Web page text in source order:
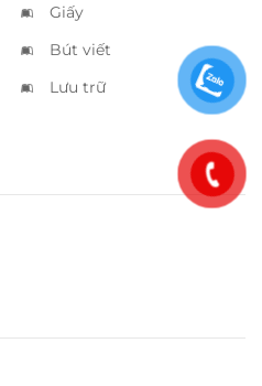
Giấy
Bút viết
Lưu trữ